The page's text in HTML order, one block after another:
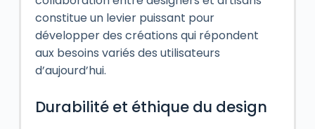
constitue un levier puissant pour
développer des créations qui répondent
aux besoins variés des utilisateurs
d’aujourd’hui.
Durabilité et éthique du design